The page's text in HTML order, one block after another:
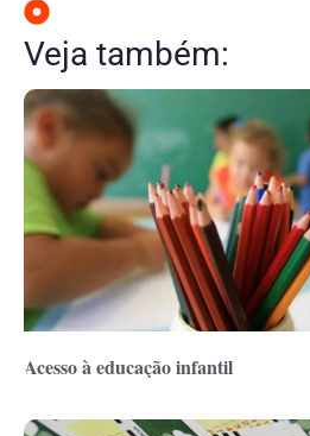
Veja também:
Acesso à educação infantil